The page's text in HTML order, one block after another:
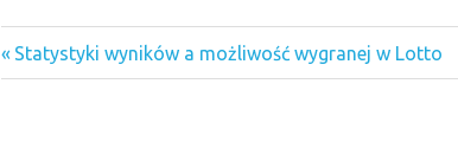
sala
Nawigacja
Previous
Post:
Statystyki wyników a możliwość wygranej w Lotto